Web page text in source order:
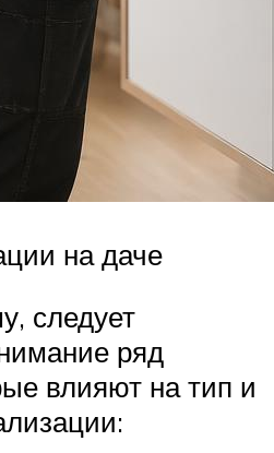
на даче
следует
ряд
влияют на тип и